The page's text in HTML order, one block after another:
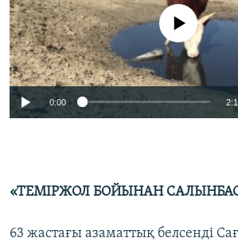
No media source
0:00
«ТЕМІРЖОЛ БОЙЫНАН
63 жастағы азаматтық белсенді